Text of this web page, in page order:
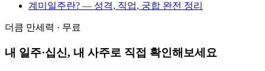
계미일주란? — 성격, 직업, 궁합 완전 정리
더큼 만세력 · 무료
내 일주·십신, 내 사주로 직접 확인해보세요